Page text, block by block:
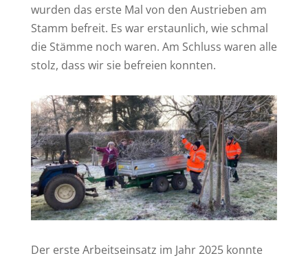
wurden das erste Mal von den Austrieben am
Stamm befreit. Es war erstaunlich, wie schmal
die Stämme noch waren. Am Schluss waren alle
stolz, dass wir sie befreien konnten.
Der erste Arbeitseinsatz im Jahr 2025 konnte